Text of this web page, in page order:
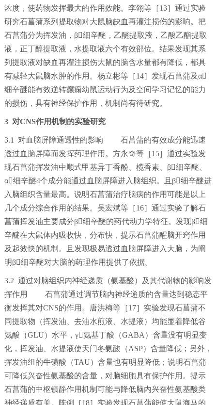
浓度，使药物发挥最大的作用效能。李翎等［13］通过实验
研究石菖蒲系列提取物对大鼠脑缺血再灌注损伤的影响。把
石菖蒲分为挥发油，β细辛醚，乙醚提取液，乙酸乙酯提取
液，正丁醇提取液，水提取液六个有效部位。结果发现其系
列提取液对缺血再灌注损伤大鼠的脑含水量都有降低，都具
有减轻大鼠脑水肿的作用。杨立彬等［14］发现石菖蒲及α
细辛醚能有效逆转癫痫幼鼠运动行为及空间学习记忆的能力
的损伤，具有神经保护作用，机制尚有待研究。
3 对CNS作用机制的实验研究
3.1 对血脑屏障通透性的影响 石菖蒲的有效成分能迅速
透过血脑屏障而发挥药理作用。方永奇等［15］通过实验发
现石菖蒲挥发油中顺式甲基异丁香酚、榄香素、β细辛醚、
α细辛醚4个成分能通过血脑屏障进入脑组织。且β细辛醚进
入脑组织含量最高。说明石菖蒲治疗脑病的作用可能是以上
几个成分综合作用的结果。吴宏斌等［16］通过实验了解石
菖蒲挥发油主要成分β细辛醚的药代动力学特征。发现β细
辛醚在大鼠体内吸收快，分布快，提示石菖蒲醒脑开窍作用
及起效快的机制。且发现极易透过血脑屏障进入大脑，为阐
明β细辛醚对大脑的药理作用提供了依据。
3.2 通过对脑组织内神经递质（氨基酸）及其代谢物的影响发
挥作用 石菖蒲通过调节脑内神经递质的含量达到稳态平
衡发挥其对CNS的作用。唐洪梅等［17］实验发现石菖蒲不
同提取物（挥发油、去油水煎液、水提液）均能显着降低谷
氨酸（GLU）水平，γ氨基丁酸（GABA）含量没有明显变
化，挥发油、水提液使天门冬氨酸（ASP）含量降低；另外，
挥发油组的牛磺酸（TAU）含量也有明显降低；说明石菖蒲
可降低兴奋性氨基酸的含量，对脑细胞具有保护作用。提示
石菖蒲的中枢镇静作用机制可能与降低脑内兴奋性氨基酸类
神经递质有关。陈俐［18］实验发现石菖蒲能使大鼠海马的